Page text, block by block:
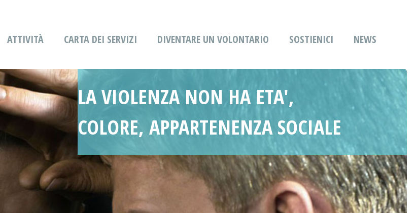
ATTIVITÀ CARTA DEI SERVIZI DIVENTARE UN VOLONTARIO SOSTIENICI NEWS
LA VIOLENZA NON HA ETA',
COLORE, APPARTENENZA SOCIALE